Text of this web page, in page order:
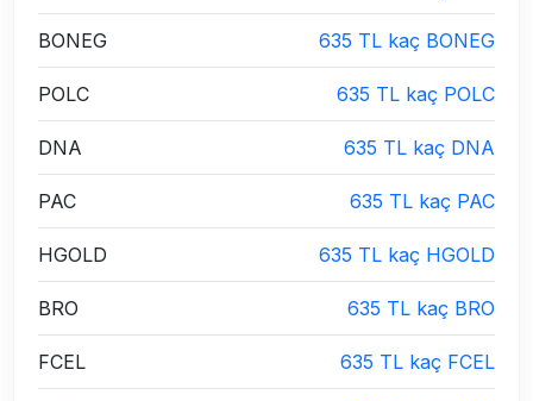
BONEG 635 TL kaç BONEG
POLC 635 TL kaç POLC
DNA 635 TL kaç DNA
PAC 635 TL kaç PAC
HGOLD 635 TL kaç HGOLD
BRO 635 TL kaç BRO
FCEL 635 TL kaç FCEL